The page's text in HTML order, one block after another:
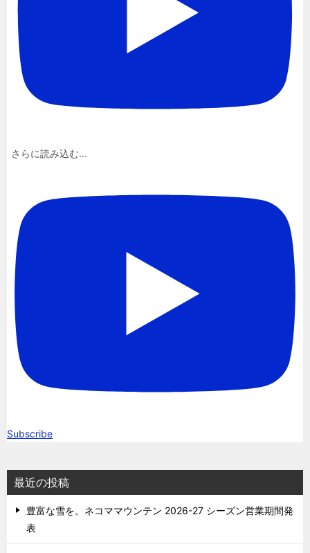
さらに読み込む...
Subscribe
最近の投稿
豊富な雪を。ネコママウンテン 2026-27 シーズン営業期間発
表